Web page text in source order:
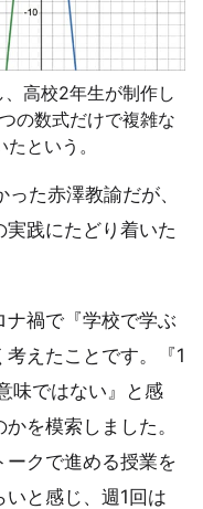
高校2年生が制作し
の数式だけで複雑な
という。
た赤澤教諭だが、
践にたどり着いた
ナ禍で『学校で学ぶ
えたことです。『1
味ではない』と感
を模索しました。
クで進める授業を
と感じ、週1回は